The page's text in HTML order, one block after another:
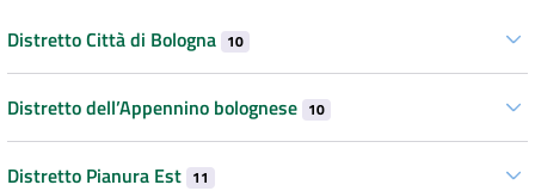
Distretto Città di Bologna 10
Distretto dell’Appennino bolognese 10
Distretto Pianura Est 11